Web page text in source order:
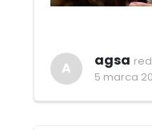
A agsa
5 marca